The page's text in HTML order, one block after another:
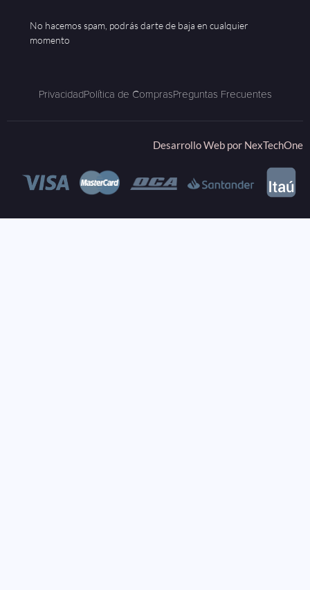
No hacemos spam, podrás darte de baja en cualquier
momento
PrivacidadPolítica de ComprasPreguntas Frecuentes
Desarrollo Web por NexTechOne